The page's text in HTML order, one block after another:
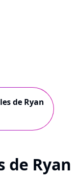
de Ryan
de Ryan